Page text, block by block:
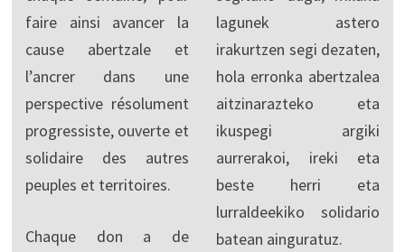
faire ainsi avancer la
cause abertzale et
l’ancrer dans une
perspective résolument
progressiste, ouverte et
solidaire des autres
peuples et territoires.
Chaque don a de
lagunek astero
irakurtzen segi dezaten,
hola erronka abertzalea
aitzinarazteko eta
ikuspegi argiki
aurrerakoi, ireki eta
beste herri eta
lurraldeekiko solidario
batean ainguratuz.